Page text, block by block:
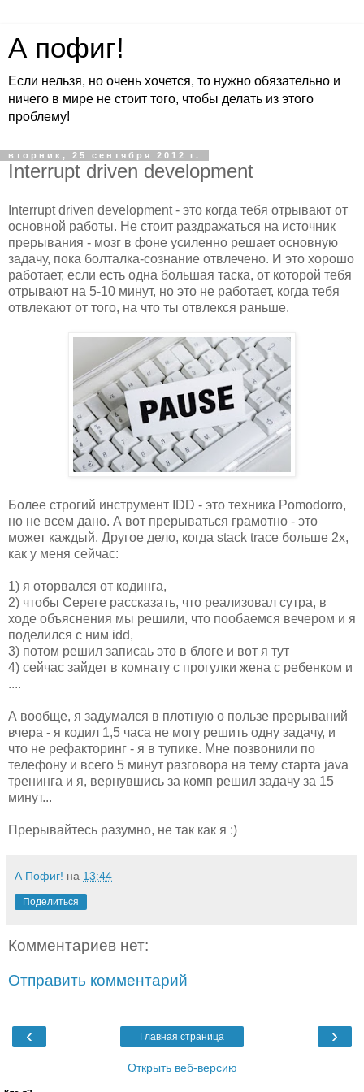
А пофиг!
Если нельзя, но очень хочется, то нужно обязательно и
ничего в мире не стоит того, чтобы делать из этого
проблему!
вторник, 25 сентября 2012 г.
Interrupt driven development
Interrupt driven development - это когда тебя отрывают от
основной работы. Не стоит раздражаться на источник
прерывания - мозг в фоне усиленно решает основную
задачу, пока болталка-сознание отвлечено. И это хорошо
работает, если есть одна большая таска, от которой тебя
отрывают на 5-10 минут, но это не работает, когда тебя
отвлекают от того, на что ты отвлекся раньше.
Более строгий инструмент IDD - это техника Pomodorro,
но не всем дано. А вот прерываться грамотно - это
может каждый. Другое дело, когда stack trace больше 2х,
как у меня сейчас:
1) я оторвался от кодинга,
2) чтобы Сереге рассказать, что реализовал сутра, в
ходе объяснения мы решили, что пообаемся вечером и я
поделился с ним idd,
3) потом решил записаь это в блоге и вот я тут
4) сейчас зайдет в комнату с прогулки жена с ребенком и
....
А вообще, я задумался в плотную о пользе прерываний
вчера - я кодил 1,5 часа не могу решить одну задачу, и
что не рефакторинг - я в тупике. Мне позвонили по
телефону и всего 5 минут разговора на тему старта java
тренинга и я, вернувшись за комп решил задачу за 15
минут...
Прерывайтесь разумно, не так как я :)
А Пофиг! на 13:44
Поделиться
Комментариев нет:
Отправить комментарий
‹ ›
Главная страница
Открыть веб-версию